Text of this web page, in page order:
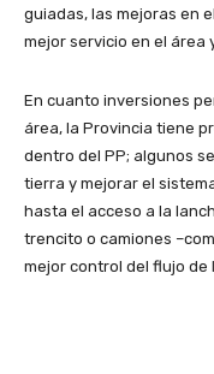
guiadas, las mejoras en
mejor servicio en el área
En cuanto inversiones
área, la Provincia tiene
dentro del PP; algunos
tierra y mejorar el
hasta el acceso a la
trencito o camiones
mejor control del flujo de